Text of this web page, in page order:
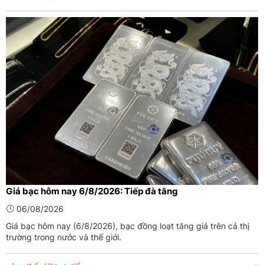
Giá bạc hôm nay 6/8/2026: Tiếp đà tăng
06/08/2026
Giá bạc hôm nay (6/8/2026), bạc đồng loạt tăng giá trên cả thị
trường trong nước và thế giới.